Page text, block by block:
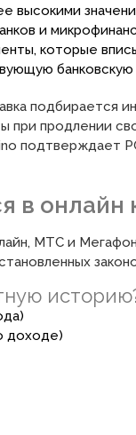
высокими
и
которые
банковскую
подбирается
продлении
подтверждает
в онлайн
МТС и
доходе)